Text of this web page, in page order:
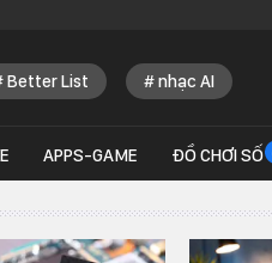
Better List nhạc AI
APPS-GAME ĐỒ CHƠI SỐ